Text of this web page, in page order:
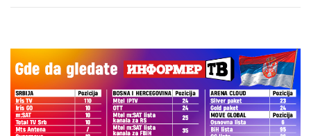
kaže o isključenju golmana!